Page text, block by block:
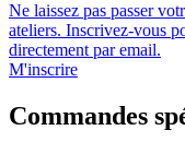
Ne laissez pas passer
ateliers. Inscrivez-vous
directement par email.
M'inscrire
Commandes